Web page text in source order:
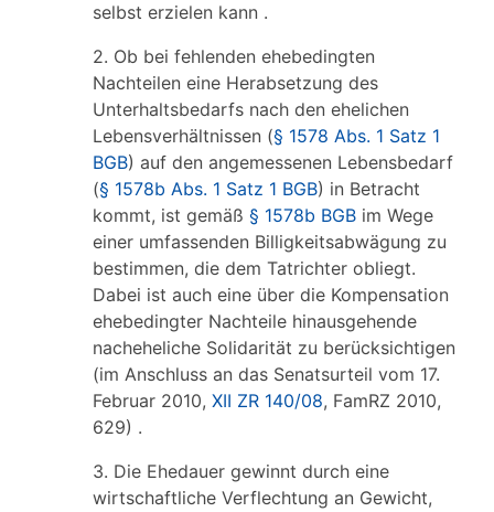
selbst erzielen kann .
2. Ob bei fehlenden ehebedingten
Nachteilen eine Herabsetzung des
Unterhaltsbedarfs nach den ehelichen
Lebensverhältnissen (§ 1578 Abs. 1 Satz 1
BGB) auf den angemessenen Lebensbedarf
(§ 1578b Abs. 1 Satz 1 BGB) in Betracht
kommt, ist gemäß § 1578b BGB im Wege
einer umfassenden Billigkeitsabwägung zu
bestimmen, die dem Tatrichter obliegt.
Dabei ist auch eine über die Kompensation
ehebedingter Nachteile hinausgehende
nacheheliche Solidarität zu berücksichtigen
(im Anschluss an das Senatsurteil vom 17.
Februar 2010, XII ZR 140/08, FamRZ 2010,
629) .
3. Die Ehedauer gewinnt durch eine
wirtschaftliche Verflechtung an Gewicht,